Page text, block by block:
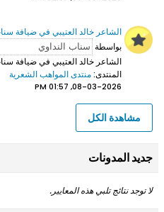
الشاعر خالد العتيبي في ضيافة
بواسطة
الشاعر خالد العتيبي في ضيافة
المنتدى:منتدى المواهب الشعرية
08-03-2026, 01:57 PM
مشاهدة الكل
جديد المدونات
لا توجد نتائج تلبي هذه المعايير.